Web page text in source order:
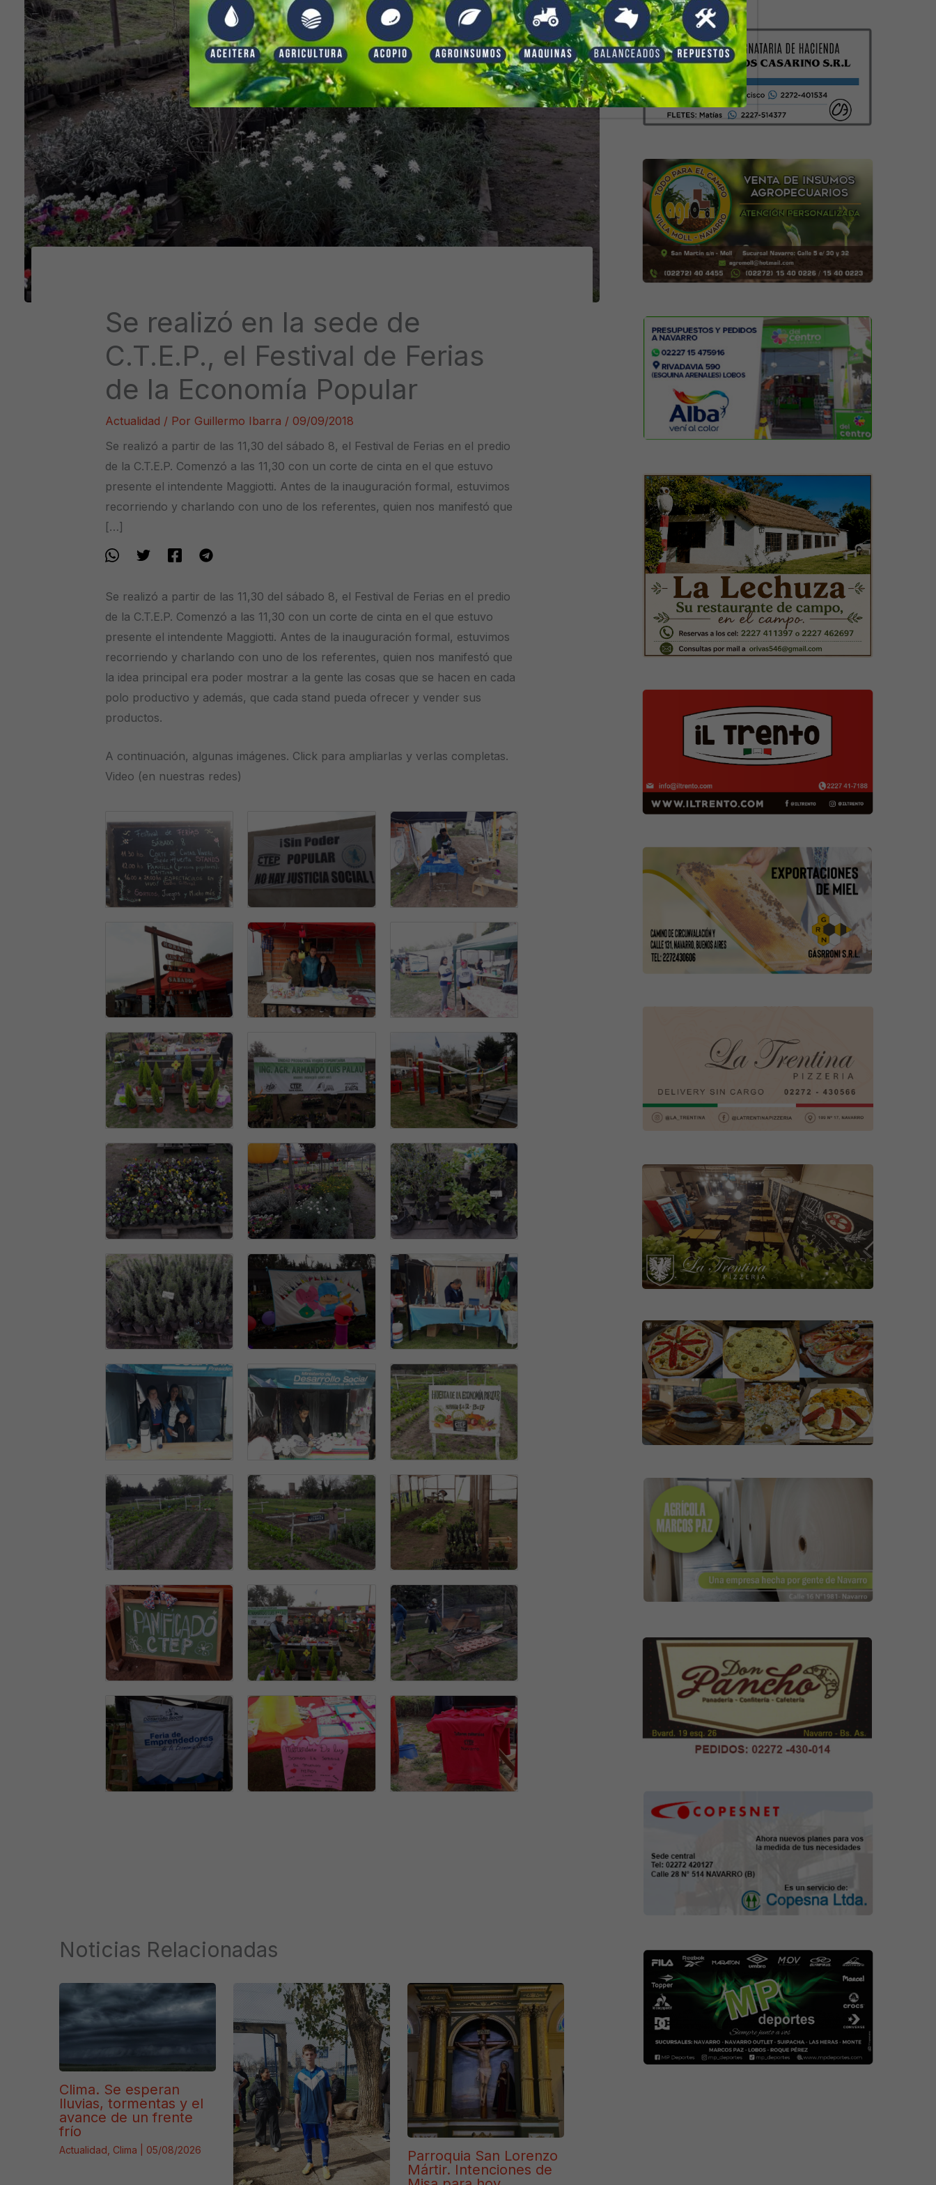
Se realizó en la sede de
C.T.E.P., el Festival de Ferias
de la Economía Popular
Actualidad / Por Guillermo Ibarra /09/09/2018
Se realizó a partir de las 11,30 del sábado 8, el Festival de Ferias en el predio
de la C.T.E.P. Comenzó a las 11,30 con un corte de cinta en el que estuvo
presente el intendente Maggiotti. Antes de la inauguración formal, estuvimos
recorriendo y charlando con uno de los referentes, quien nos manifestó que
[…]
Se realizó a partir de las 11,30 del sábado 8, el Festival de Ferias en el predio
de la C.T.E.P. Comenzó a las 11,30 con un corte de cinta en el que estuvo
presente el intendente Maggiotti. Antes de la inauguración formal, estuvimos
recorriendo y charlando con uno de los referentes, quien nos manifestó que
la idea principal era poder mostrar a la gente las cosas que se hacen en cada
polo productivo y además, que cada stand pueda ofrecer y vender sus
productos.
A continuación, algunas imágenes. Click para ampliarlas y verlas completas.
Video (en nuestras redes)
Noticias Relacionadas
Clima. Se esperan
lluvias, tormentas y el
avance de un frente
frío
Actualidad Clima 05/08/2026
Parroquia San Lorenzo
Mártir. Intenciones de